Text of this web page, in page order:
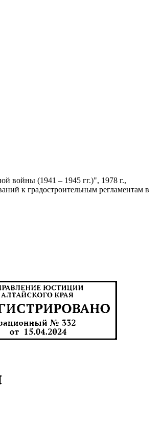
войны (1941 – 1945 гг.)", 1978 г.,
к градостроительным регламентам в